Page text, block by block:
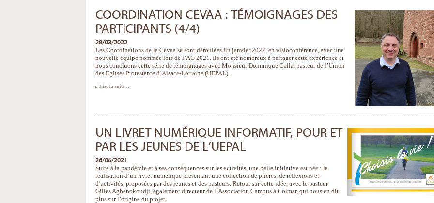
COORDINATION CEVAA : TÉMOIGNAGES DES
PARTICIPANTS (4/4)
28/03/2022
Les Coordinations de la Cevaa se sont déroulées fin janvier 2022, en visioconférence, avec une
nouvelle équipe nommée lors de l’AG 2021. Ils ont été nombreux à partager cette expérience et
nous concluons cette série de témoignages avec Monsieur Dominique Calla, pasteur de l’Union
des Eglises Protestante d’Alsace-Lorraine (UEPAL).
Coordination
(4/4)
Lire la suite…
UN LIVRET NUMÉRIQUE INFORMATIF, POUR ET
PAR LES JEUNES DE L’UEPAL
26/05/2021
Suite à la pandémie et à ses conséquences sur les activités, une belle initiative est née : la
réalisation d’un livret numérique présentant une collection de prières, de réflexions et
d’activités, proposées par des jeunes et des pasteurs. Retour sur cette idée, avec le pasteur
Gilles Agbenokoudji, également directeur de l’Association Campus à Colmar, qui nous en dit
plus sur l’origine du projet.